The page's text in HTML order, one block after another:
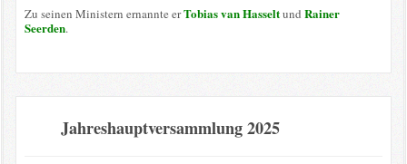
Zu seinen Ministern ernannte erTobias van Hasseltund Rainer
Seerden.
Jahreshauptversammlung 2025